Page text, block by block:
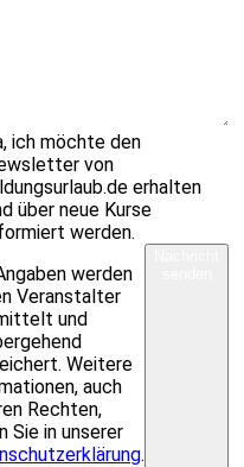
ich möchte den
von
erhalten
über neue Kurse
werden.
werden
Veranstalter
und
Weitere
auch
Rechten,
Sie in unserer
.